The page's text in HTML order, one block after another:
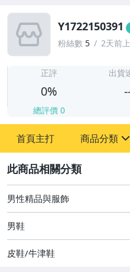
Y1722150391
粉絲數 5 2天前
正評
0%
總評價 0
出貨
首頁主打 商品分類
圖書/影音/文具
古董、藝術與礦石
手機、配件與通訊
男性精品與服飾
男鞋
皮鞋/牛津鞋